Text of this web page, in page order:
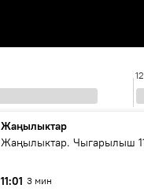
Жаңылыктар
Жаңылыктар. Чыгарылыш
11:01 3 мин